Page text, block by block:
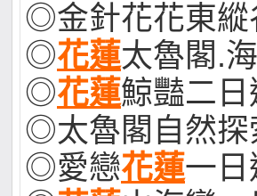
◎金針花花東縱
◎花蓮太魯閣.
◎花蓮鯨豔二日
◎太魯閣自然探
◎愛戀花蓮一日